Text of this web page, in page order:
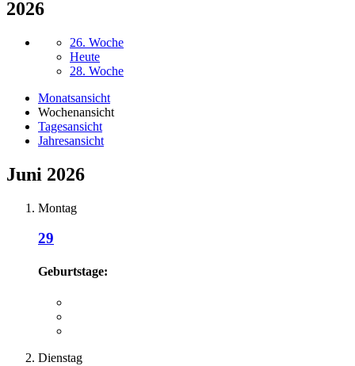
2026
26. Woche
Heute
28. Woche
Monatsansicht
Wochenansicht
Tagesansicht
Jahresansicht
Juni 2026
Montag
29
Geburtstage:
Dienstag